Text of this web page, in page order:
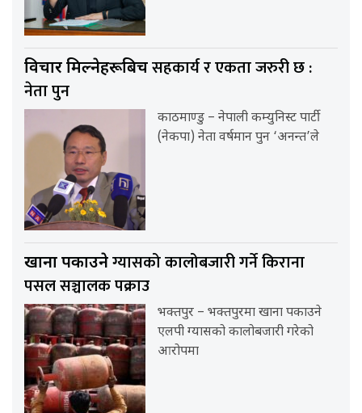
विचार मिल्नेहरूबिचसहकार्य र एकता जरुरी छ :
नेता पुन
काठमाण्डु – नेपाली कम्युनिस्ट पार्टी
(नेकपा) नेता वर्षमान पुन ‘अनन्त’ले
खाना पकाउनेग्यासको कालोबजारी गर्ने किराना
पसल सञ्चालक पक्राउ
भक्तपुर – भक्तपुरमा खाना पकाउने
एलपी ग्यासको कालोबजारी गरेको
आरोपमा